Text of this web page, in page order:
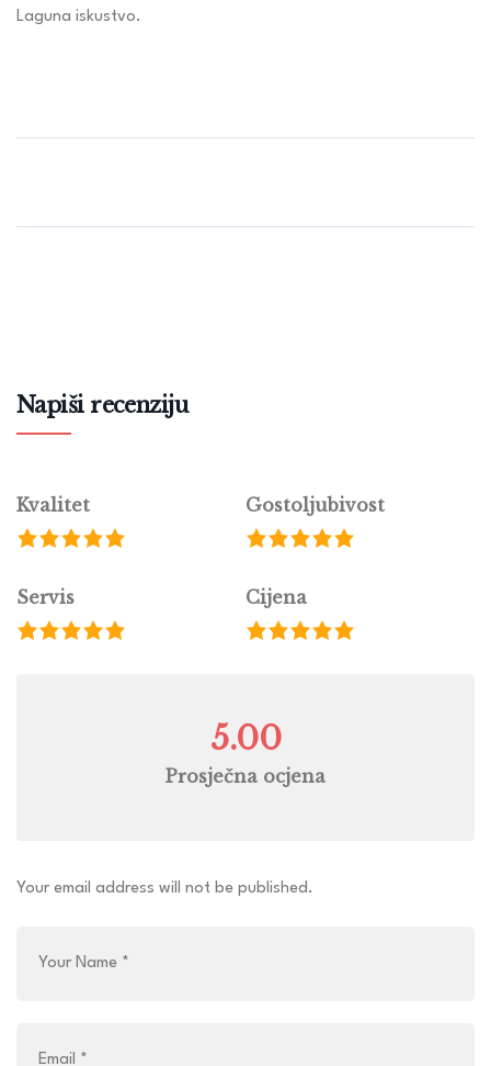
Laguna iskustvo.
Napiši recenziju
Kvalitet Gostoljubivost
Servis Cijena
5.00
Prosječna ocjena
Your email address will not be published.